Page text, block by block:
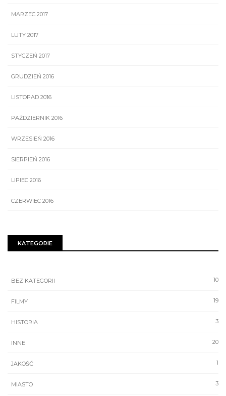
MARZEC 2017
LUTY 2017
STYCZEŃ 2017
GRUDZIEŃ 2016
LISTOPAD 2016
PAŹDZIERNIK 2016
WRZESIEŃ 2016
SIERPIEŃ 2016
LIPIEC 2016
CZERWIEC 2016
KATEGORIE
10
BEZ KATEGORII
19
FILMY
3
HISTORIA
20
INNE
1
JAKOŚĆ
3
MIASTO